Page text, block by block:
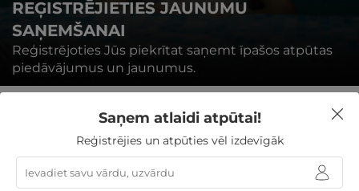
REĢISTRĒJIETIES JAUNUMU
SAŅEMŠANAI
Reģistrējoties Jūs piekrītat saņemt īpašos atpūtas
piedāvājumus un jaunumus.
Saņem atlaidi atpūtai!
Reģistrējies un atpūties vēl izdevīgāk